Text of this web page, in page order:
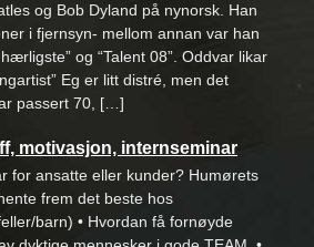
og Bob Dyland på nynorsk. Han
i fjernsyn- mellom annan var han
og “Talent 08”. Oddvar likar
Eg er litt distré, men det
passert 70, […]
motivasjon, internseminar
for ansatte eller kunder? Humørets
frem det beste hos
barn) • Hvordan få fornøyde